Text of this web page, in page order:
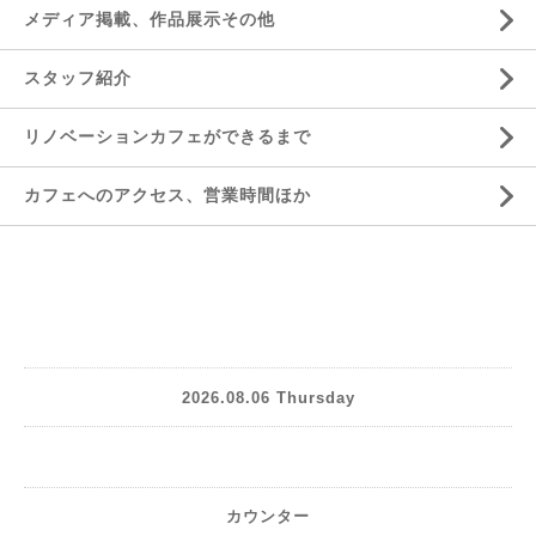
メディア掲載、作品展示その他
スタッフ紹介
リノベーションカフェができるまで
カフェへのアクセス、営業時間ほか
2026.08.06 Thursday
カウンター